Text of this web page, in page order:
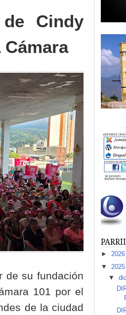
Cindy
de su fundación
101 por el
de la ciudad
► 2026
▼ 2025
▼